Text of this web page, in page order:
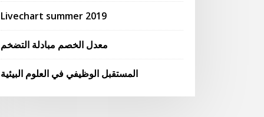
Livechart summer 2019
معدل الخصم مبادلة التضخم
المستقبل الوظيفي في العلوم البيئية